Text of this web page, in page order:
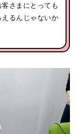
さまにとっても
るんじゃないか